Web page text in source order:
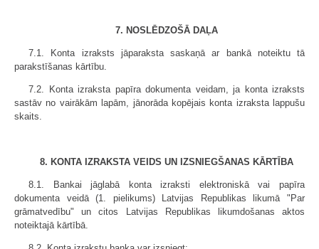
7. NOSLĒDZOŠĀ DAĻA
7.1. Konta izraksts jāparaksta saskaņā ar bankā noteiktu tā
parakstīšanas kārtību.
7.2. Konta izraksta papīra dokumenta veidam, ja konta izraksts
sastāv no vairākām lapām, jānorāda kopējais konta izraksta lappušu
skaits.
8. KONTA IZRAKSTA VEIDS UN IZSNIEGŠANAS KĀRTĪBA
8.1. Bankai jāglabā konta izraksti elektroniskā vai papīra
dokumenta veidā (1. pielikums) Latvijas Republikas likumā "Par
grāmatvedību" un citos Latvijas Republikas likumdošanas aktos
noteiktajā kārtībā.